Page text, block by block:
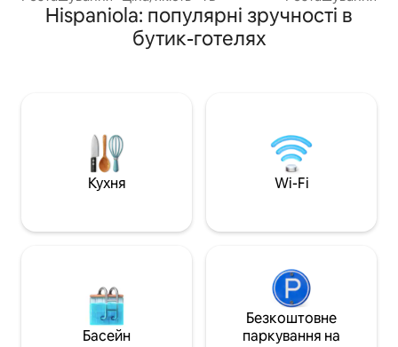
приватний балкон із видом на вулицю
Ель-Конде. Особливості номера: -
Доступ до кімнати без ключа -
електричною плитою - Безкоштовний
високошвидкісний Wi-Fi. Щоденне
прибирання та сніданок включені
Стійка реєстрації працює цілодобово
Наші просторі
ліжком
Питна вода • Кава • Коворкінг
ДОДАТКОВА ПОСЛУГА •
Консьєрж/
Hispaniola: популярні зручності в
бутик-готелях
Кухня Wi-Fi
Басейн
Безкоштовне
паркування на